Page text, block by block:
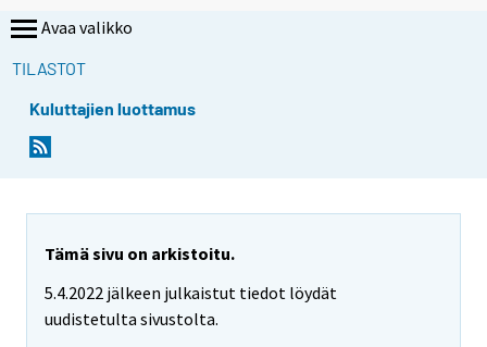
Avaa valikko
TILASTOT
Kuluttajien luottamus
Tämä sivu on arkistoitu.
5.4.2022 jälkeen julkaistut tiedot löydät
uudistetulta sivustolta.